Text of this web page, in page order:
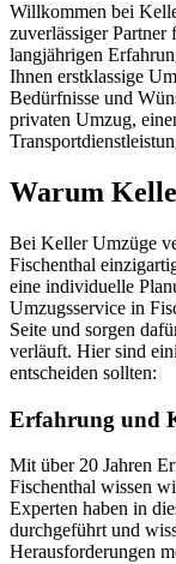
Willkommen bei
zuverlässiger
langjährigen
Ihnen erstklassige
Bedürfnisse und
privaten Umzug,
Warum
Bei Keller Umzüge
Fischenthal
eine individuelle
Umzugsservice in
Seite und sorgen
verläuft. Hier sind
entscheiden sollten:
Erfahrung und
Mit über 20 Jahren
Fischenthal wissen
Experten haben in
durchgeführt und
Herausforderungen